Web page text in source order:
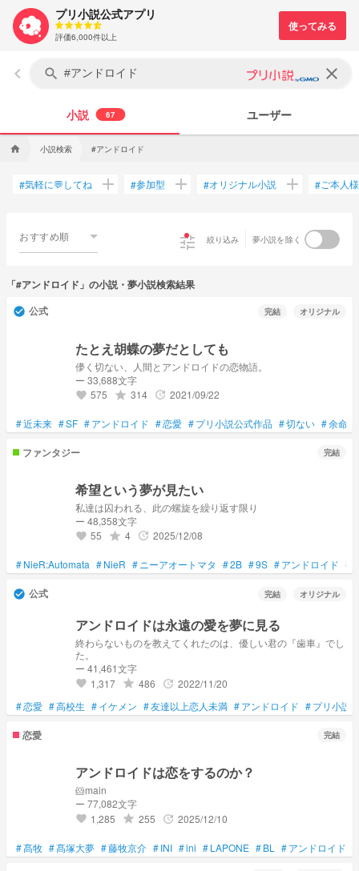
プリ小説公式アプリ
評価6,000件以上
keyboard_arrow_left search clear
小説 67 ユーザー
home 小説検索 #アンドロイド
#気軽に💬してね add #参加型 add #オリジナル小説 add #ご本人
おすすめ順 tune 絞り込み 夢小説を除く
「#アンドロイド」の小説・夢小説検索結果
check_circle 公式 完結 オリジナル
たとえ胡蝶の夢だとしても
儚く切ない、人間とアンドロイドの恋物語。
ー 33,688文字
favorite 575 grade 314 update 2021/09/22
#近未来 #SF #アンドロイド #恋愛 #プリ小説公式作品 #切ない #余命
ファンタジー 完結
希望という夢が見たい
私達は囚われる、此の螺旋を繰り返す限り
ー 48,358文字
favorite 55 grade 4 update 2025/12/08
#NieR:Automata #NieR # ニーアオートマタ #2B #9S #アンドロイド #
check_circle 公式 完結 オリジナル
アンドロイドは永遠の愛を夢に見る
終わらないものを教えてくれたのは、優しい君の『歯車』でし
た。
ー 41,461文字
favorite 1,317 grade 486 update 2022/11/20
#恋愛 #高校生 #イケメン #友達以上恋人未満 #アンドロイド #プリ小説
恋愛 完結
アンドロイドは恋をするのか？
‪🐹main
ー 77,082文字
favorite 1,285 grade 255 update 2025/12/10
#髙牧 #髙塚大夢 #藤牧京介 #INI #ini #LAPONE #BL #アンドロイド